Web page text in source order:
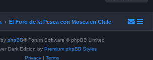
El Foro de la Pesca con Mosca en Chile
phpBB® Forum Software © phpBB Limited
Dark Edition by Premium phpBB Styles
Privacy| Terms